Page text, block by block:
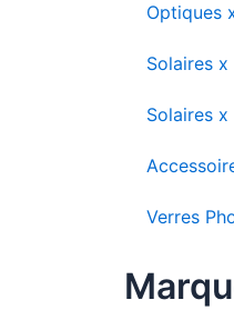
Optiques
Solaires
Solaires x
Verres